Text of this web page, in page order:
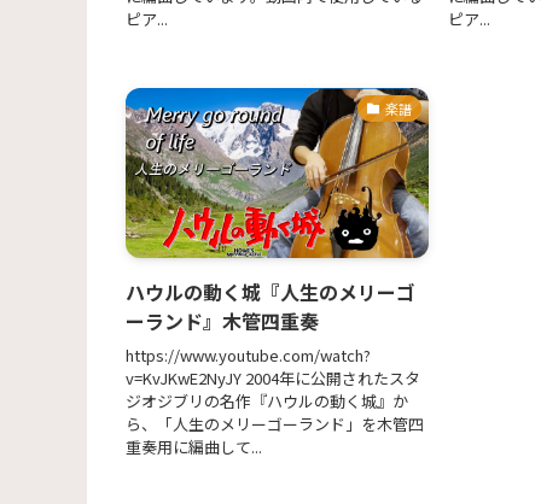
ピア...
ピア...
楽譜
ハウルの動く城『人生のメリーゴ
ーランド』木管四重奏
https://www.youtube.com/watch?
v=KvJKwE2NyJY 2004年に公開されたスタ
ジオジブリの名作『ハウルの動く城』か
ら、「人生のメリーゴーランド」を木管四
重奏用に編曲して...